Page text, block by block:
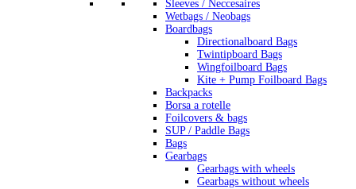
Sleeves / Neccesaires
Wetbags / Neobags
Boardbags
Directionalboard Bags
Twintipboard Bags
Wingfoilboard Bags
Kite + Pump Foilboard Bags
Backpacks
Borsa a rotelle
Foilcovers & bags
SUP / Paddle Bags
Bags
Gearbags
Gearbags with wheels
Gearbags without wheels